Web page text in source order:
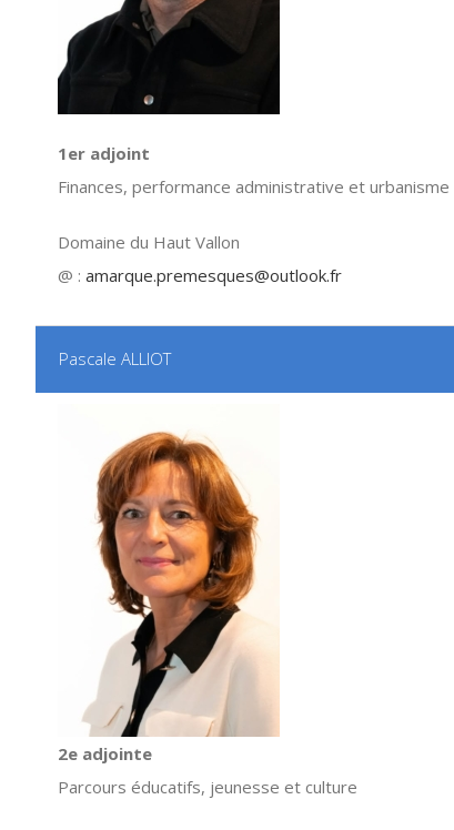
1er adjoint
Finances, performance administrative et urbanisme
Domaine du Haut Vallon
@ : amarque.premesques@outlook.fr
Pascale ALLIOT
2e adjointe
Parcours éducatifs, jeunesse et culture